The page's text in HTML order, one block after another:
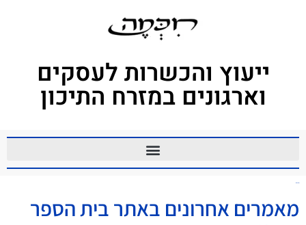
ייעוץ והכשרות לעסקים
וארגונים במזרח התיכון
תוניס
מאמרים אחרונים באתר בית הספר